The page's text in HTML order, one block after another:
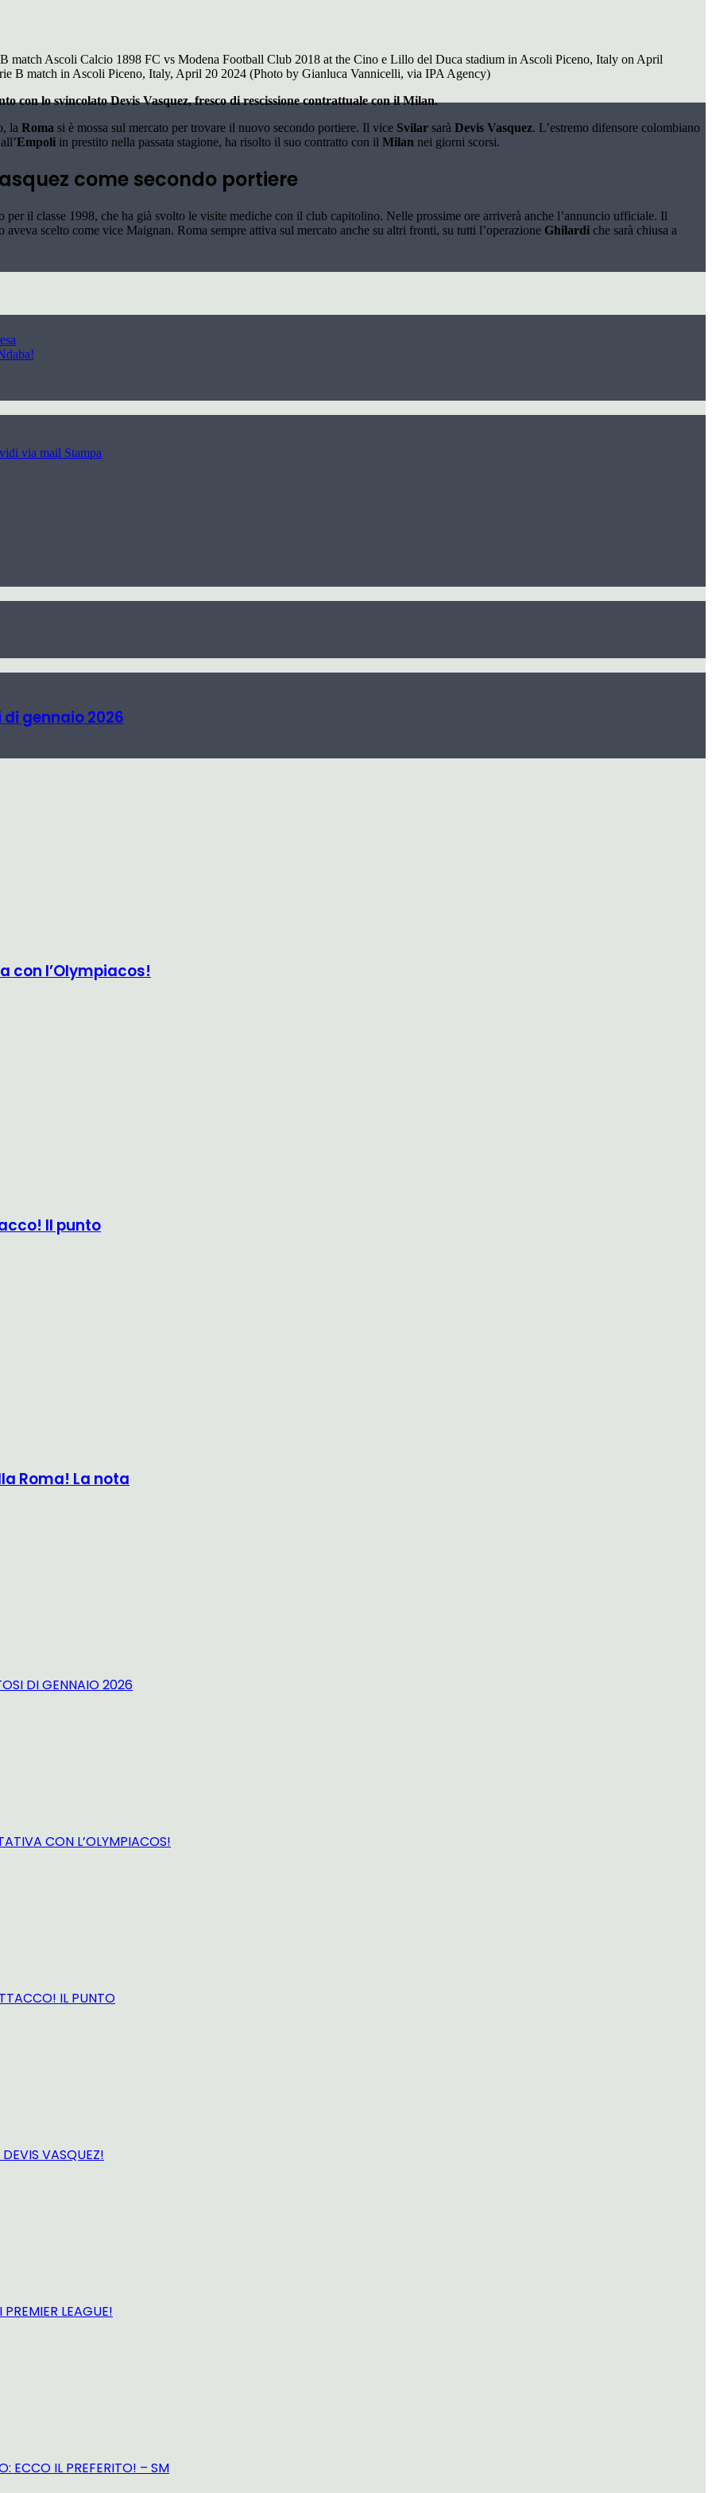
match Ascoli Calcio 1898 FC vs Modena Football Club 2018 at the Cino e Lillo del Duca stadium in Ascoli Piceno, Italy on April
B match in Ascoli Piceno, Italy, April 20 2024 (Photo by Gianluca Vannicelli, via IPA Agency)
con lo svincolato Devis Vasquez, fresco di rescissione contrattuale con il Milan.
la Roma si è mossa sul mercato per trovare il nuovo secondo portiere. Il vice Svilar sarà Devis Vasquez. L’estremo difensore colombiano
Empoli in prestito nella passata stagione, ha risolto il suo contratto con il Milan nei giorni scorsi.
come secondo portiere
per il classe 1998, che ha già svolto le visite mediche con il club capitolino. Nelle prossime ore arriverà anche l’annuncio ufficiale. Il
aveva scelto come vice Maignan. Roma sempre attiva sul mercato anche su altri fronti, su tutti l’operazione Ghilardi che sarà chiusa a
via mail Stampa
gennaio 2026
con l’Olympiacos!
Il punto
Roma! La nota
DI GENNAIO 2026
CON L’OLYMPIACOS!
IL PUNTO
VASQUEZ!
LEAGUE!
ECCO IL PREFERITO! – SM